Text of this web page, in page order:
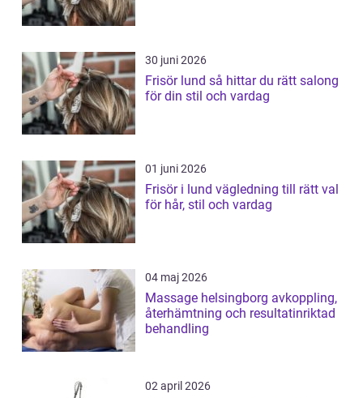
30 juni 2026
Frisör lund så hittar du rätt salong
för din stil och vardag
01 juni 2026
Frisör i lund vägledning till rätt val
för hår, stil och vardag
04 maj 2026
Massage helsingborg avkoppling,
återhämtning och resultatinriktad
behandling
02 april 2026